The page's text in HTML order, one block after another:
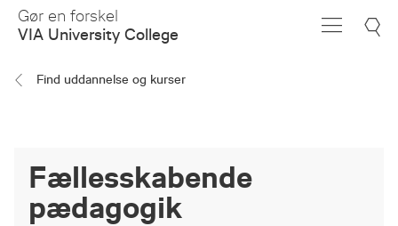
Skip
Main
Gør en forskel
VIA University College
Find uddannelse og kurser
Fællesskabende
pædagogik